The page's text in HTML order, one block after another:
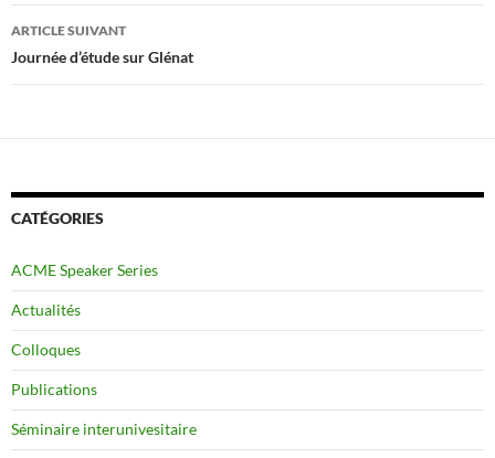
articles
ARTICLE SUIVANT
Journée d’étude sur Glénat
CATÉGORIES
ACME Speaker Series
Actualités
Colloques
Publications
Séminaire interunivesitaire